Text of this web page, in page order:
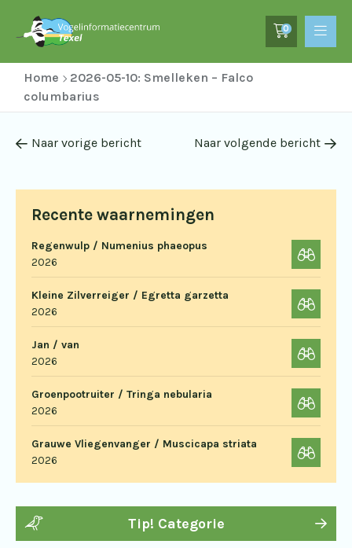
0
Home
2026-05-10: Smelleken – Falco
columbarius
Recente waarnemingen
Regenwulp / Numenius phaeopus
2026
Kleine Zilverreiger / Egretta garzetta
2026
Jan / van
2026
Groenpootruiter / Tringa nebularia
2026
Grauwe Vliegenvanger / Muscicapa striata
2026
Tip! Categorie
Naar vorige bericht Naar volgende bericht